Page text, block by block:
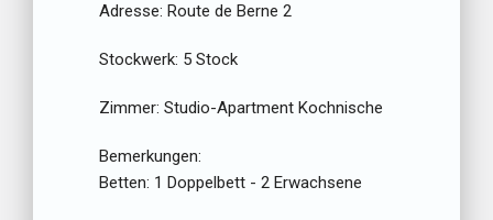
Adresse: Route de Berne 2
Stockwerk: 5 Stock
Zimmer: Studio-Apartment Kochnische
Bemerkungen:
Betten: 1 Doppelbett - 2 Erwachsene